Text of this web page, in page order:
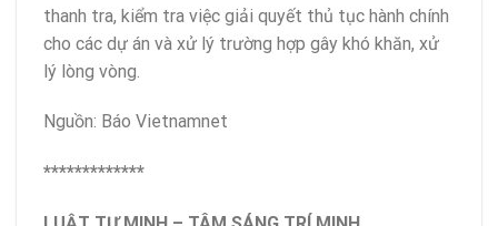
thanh tra, kiểm tra việc giải quyết thủ tục hành chính
cho các dự án và xử lý trường hợp gây khó khăn, xử
lý lòng vòng.
Nguồn: Báo Vietnamnet
*************